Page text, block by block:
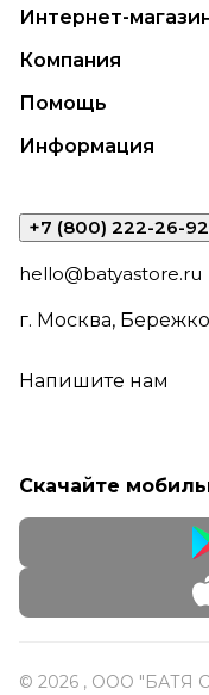
Интернет-
Компания
Помощь
Информация
+7 (800) 222-26-92
hello@batyastore.ru
г. Москва,
Напишите нам
Скачайте
© 2026 , ООО "БАТЯ